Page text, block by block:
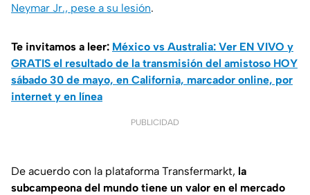
Neymar Jr., pese a su lesión.
Te invitamos a leer: México vs Australia: Ver EN VIVO y
GRATIS el resultado de la transmisión del amistoso HOY
sábado 30 de mayo, en California, marcador online, por
internet y en línea
PUBLICIDAD
De acuerdo con la plataforma Transfermarkt, la
subcampeona del mundo tiene un valor en el mercado